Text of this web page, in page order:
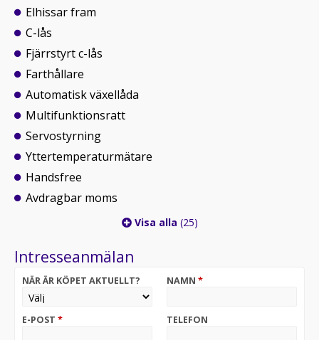
Elhissar fram
C-lås
Fjärrstyrt c-lås
Farthållare
Automatisk växellåda
Multifunktionsratt
Servostyrning
Yttertemperaturmätare
Handsfree
Avdragbar moms
Visa alla (25)
Intresseanmälan
NÄR ÄR KÖPET AKTUELLT? NAMN *
E-POST * TELEFON